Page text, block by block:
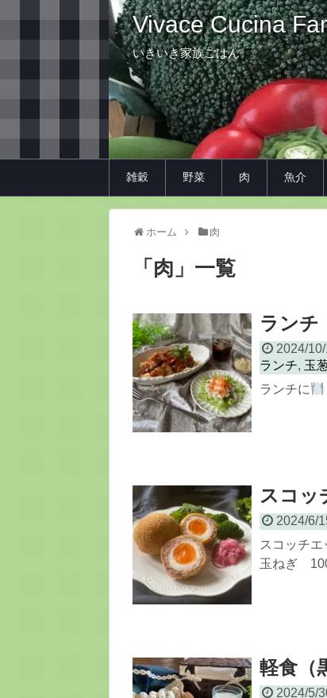
Vivace Cucina
いきいき家族ごはん
雑穀 野菜 肉 魚介
ホーム 肉
「 肉 」 一覧
ランチ
2024/
ランチ, 玉
ランチに
スコッ
2024/6/
スコッチ
玉ねぎ
軽食（
2024/5/